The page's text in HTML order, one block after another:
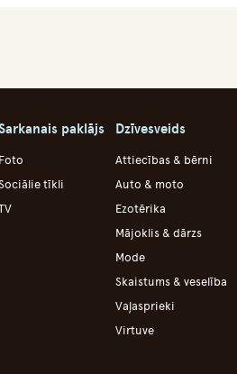
paklājs
tīkli
Dzīvesveids
Attiecības & bērni
Auto & moto
Ezotērika
Mājoklis & dārzs
Mode
Skaistums & veselība
Vaļasprieki
Virtuve